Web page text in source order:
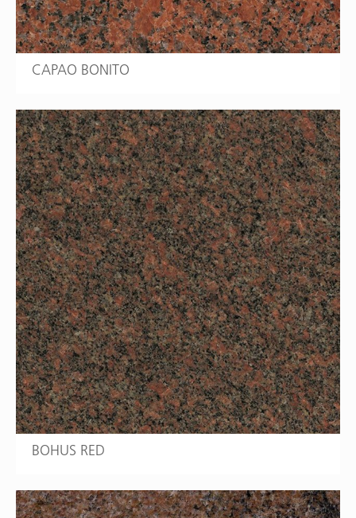
CAPAO BONITO
BOHUS RED